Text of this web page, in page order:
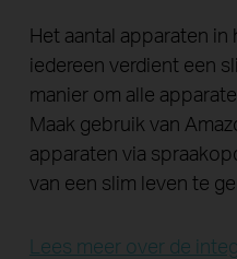
Het aantal apparaten
iedereen verdient een
manier om alle
Maak gebruik van
apparaten via
van een slim leven te
Lees meer over de